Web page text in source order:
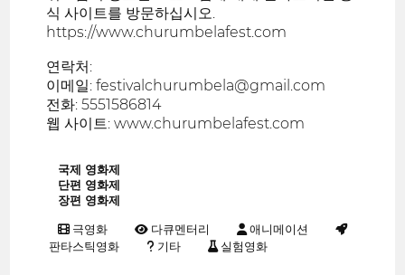
식 사이트를 방문하십시오.
https://www.churumbelafest.com
연락처:
이메일: festivalchurumbela@gmail.com
전화: 5551586814
웹 사이트: www.churumbelafest.com
국제 영화제
단편 영화제
장편 영화제
극영화 다큐멘터리
애니메이션
판타스틱영화
기타 실험영화